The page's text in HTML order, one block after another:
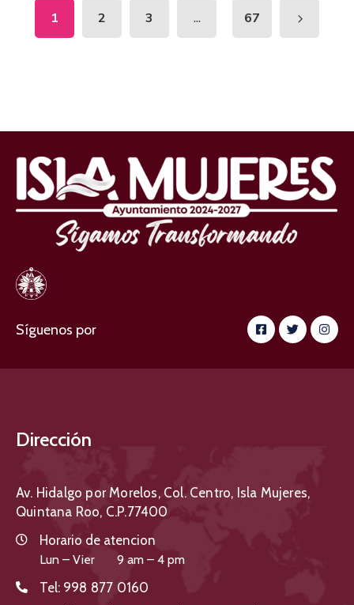
1 2 3 ... 67
Síguenos por
Dirección
Av. Hidalgo por Morelos, Col. Centro, Isla Mujeres,
Quintana Roo, C.P.77400
Horario de atencion
Lun – Vier 9 am – 4 pm
Tel: 998 877 0160